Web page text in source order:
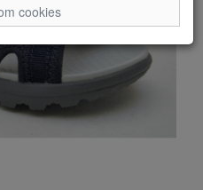
cookies